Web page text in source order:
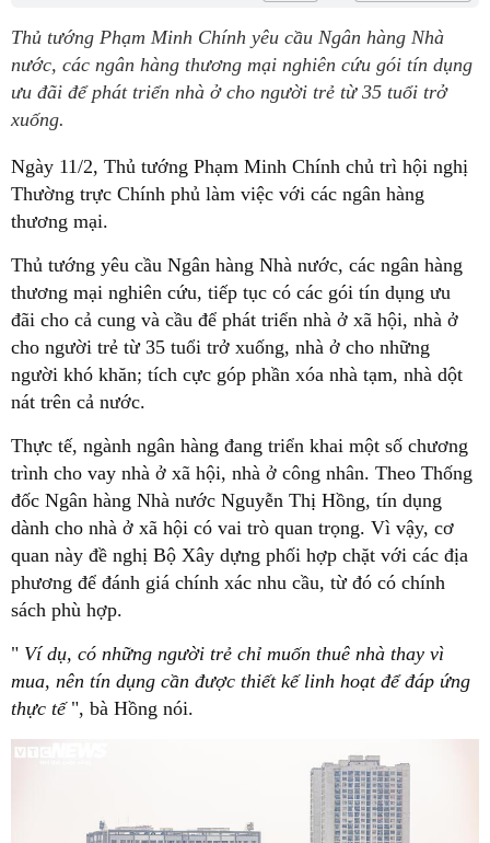
Thủ tướng Phạm Minh Chính yêu cầu Ngân hàng Nhà
nước, các ngân hàng thương mại nghiên cứu gói tín dụng
ưu đãi để phát triển nhà ở cho người trẻ từ 35 tuổi trở
xuống.
Ngày 11/2, Thủ tướng Phạm Minh Chính chủ trì hội nghị
Thường trực Chính phủ làm việc với các ngân hàng
thương mại.
Thủ tướng yêu cầu Ngân hàng Nhà nước, các ngân hàng
thương mại nghiên cứu, tiếp tục có các gói tín dụng ưu
đãi cho cả cung và cầu để phát triển nhà ở xã hội, nhà ở
cho người trẻ từ 35 tuổi trở xuống, nhà ở cho những
người khó khăn; tích cực góp phần xóa nhà tạm, nhà dột
nát trên cả nước.
Thực tế, ngành ngân hàng đang triển khai một số chương
trình cho vay nhà ở xã hội, nhà ở công nhân. Theo Thống
đốc Ngân hàng Nhà nước Nguyễn Thị Hồng, tín dụng
dành cho nhà ở xã hội có vai trò quan trọng. Vì vậy, cơ
quan này đề nghị Bộ Xây dựng phối hợp chặt với các địa
phương để đánh giá chính xác nhu cầu, từ đó có chính
sách phù hợp.
" Ví dụ, có những người trẻ chỉ muốn thuê nhà thay vì
mua, nên tín dụng cần được thiết kế linh hoạt để đáp ứng
thực tế ", bà Hồng nói.